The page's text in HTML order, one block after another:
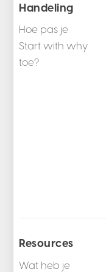
Handeling
Hoe pas je
Start with why
toe?
Resources
Wat heb je